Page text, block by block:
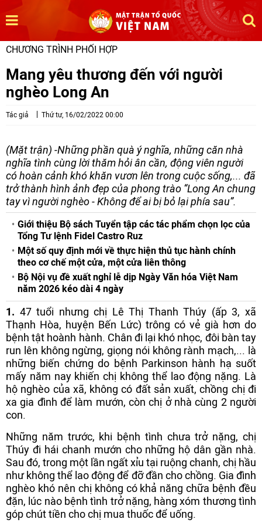
CHƯƠNG TRÌNH PHỐI HỢP
Mang yêu thương đến với người
nghèo Long An
Tác giả Thứ tư, 16/02/2022 00:00
(Mặt trận) -Những phần quà ý nghĩa, những căn nhà
nghĩa tình cùng lời thăm hỏi ân cần, động viên người
có hoàn cảnh khó khăn vươn lên trong cuộc sống,... đã
trở thành hình ảnh đẹp của phong trào “Long An chung
tay vì người nghèo - Không để ai bị bỏ lại phía sau”.
Giới thiệu Bộ sách Tuyển tập các tác phẩm chọn lọc của
Tổng Tư lệnh Fidel Castro Ruz
Một số quy định mới về thực hiện thủ tục hành chính
theo cơ chế một cửa, một cửa liên thông
Bộ Nội vụ đề xuất nghỉ lễ dịp Ngày Văn hóa Việt Nam
năm 2026 kéo dài 4 ngày
1. 47 tuổi nhưng chị Lê Thị Thanh Thúy (ấp 3, xã
Thạnh Hòa, huyện Bến Lức) trông có vẻ già hơn do
bệnh tật hoành hành. Chân đi lại khó nhọc, đôi bàn tay
run lên không ngừng, giọng nói không rành mạch,... là
những biến chứng do bệnh Parkinson hành hạ suốt
mấy năm nay khiến chị không thể lao động nặng. Là
hộ nghèo của xã, không có đất sản xuất, chồng chị đi
xa gia đình để làm mướn, còn chị ở nhà cùng 2 người
con.
Những năm trước, khi bệnh tình chưa trở nặng, chị
Thúy đi hái chanh mướn cho những hộ dân gần nhà.
Sau đó, trong một lần ngất xỉu tại ruộng chanh, chị hầu
như không thể lao động để đỡ đần cho chồng. Gia đình
nghèo khó nên chị không có khả năng chữa bệnh đều
đặn, lúc nào bệnh tình trở nặng, hàng xóm thương tình
góp chút tiền cho chị mua thuốc để uống.